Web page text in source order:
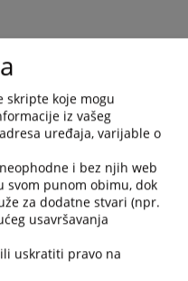
skripte koje mogu
iz vašeg
uređaja, varijable o
i bez njih web
svom punom obimu, dok
za dodatne stvari (npr.
usavršavanja
uskratiti pravo na